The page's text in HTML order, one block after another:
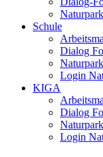
Schule
Dialog
Login
KIGA
Dialog
Login